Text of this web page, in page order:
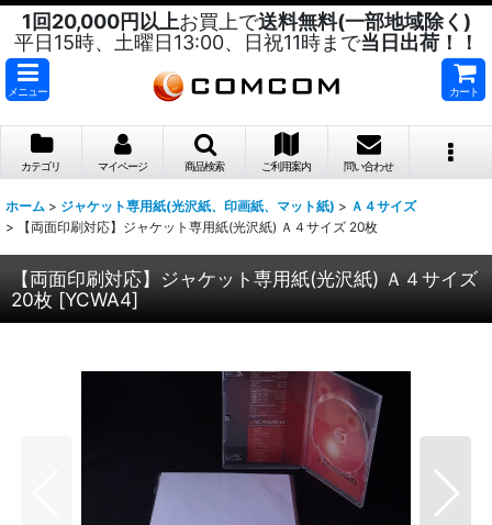
1回20,000円以上お買上で送料無料(一部地域除く)
平日15時、土曜日13:00、日祝11時まで当日出荷！！
メニュー カート
カテゴリ マイページ 商品検索 ご利用案内 問い合わせ
ホーム > ジャケット専用紙(光沢紙、印画紙、マット紙) > Ａ４サイズ
>
【両面印刷対応】ジャケット専用紙(光沢紙) Ａ４サイズ 20枚
【両面印刷対応】ジャケット専用紙(光沢紙) Ａ４サイズ
20枚 [YCWA4]